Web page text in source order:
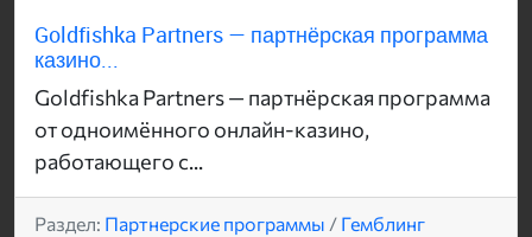
Goldfishka Partners — партнёрская программа
казино...
Goldfishka Partners — партнёрская программа
от одноимённого онлайн-казино,
работающего с...
Раздел: Партнерские программы / Гемблинг